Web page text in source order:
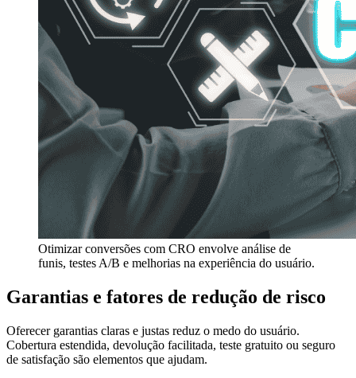
Otimizar conversões com CRO envolve análise de
funis, testes A/B e melhorias na experiência do usuário.
Garantias e fatores de redução de risco
Oferecer garantias claras e justas reduz o medo do usuário.
Cobertura estendida, devolução facilitada, teste gratuito ou seguro
de satisfação são elementos que ajudam.